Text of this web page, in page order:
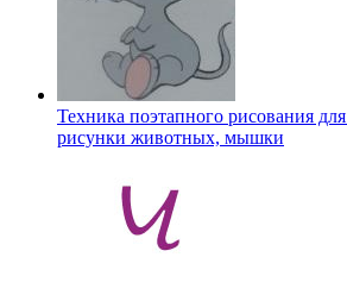
Техника поэтапного рисования
рисунки животных, мышки